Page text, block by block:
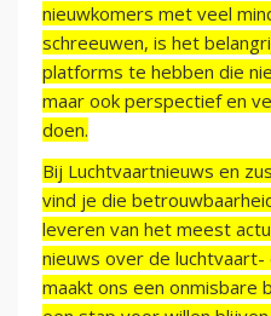
nieuwkomers met veel
schreeuwen, is het
platforms te hebben die
maar ook perspectief en
doen.
Bij Luchtvaartnieuws en
vind je die
leveren van het meest
nieuws over de
maakt ons een onmisbare